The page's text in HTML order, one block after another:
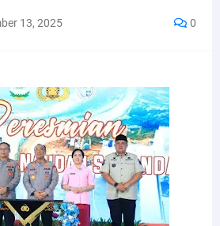
13, 2025 0